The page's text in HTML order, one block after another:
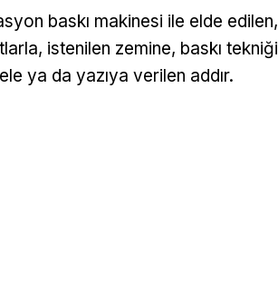
baskı makinesi ile elde edilen,
istenilen zemine, baskı tekniği
ya da yazıya verilen addır.